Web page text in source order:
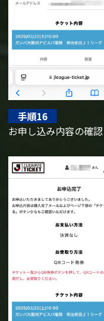
手順16
お申し込み内容の確認